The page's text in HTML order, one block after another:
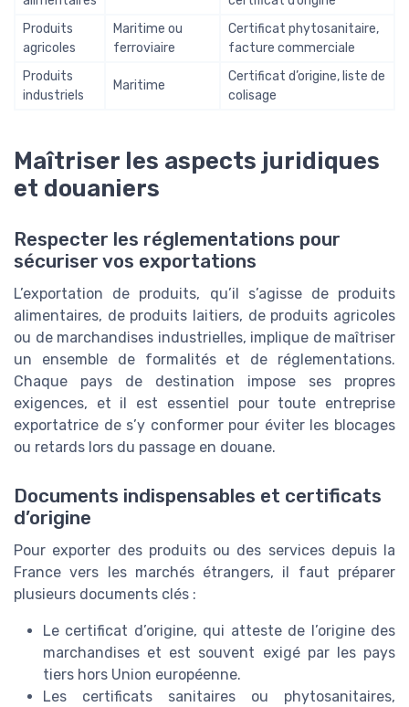
Produits
agricoles
Maritime ou
ferroviaire
Certificat phytosanitaire,
facture commerciale
Produits
industriels
Maritime
Certificat d’origine, liste de
colisage
Maîtriser les aspects juridiques
et douaniers
Respecter les réglementations pour
sécuriser vos exportations
L’exportation de produits, qu’il s’agisse de produits
alimentaires, de produits laitiers, de produits agricoles
ou de marchandises industrielles, implique de maîtriser
un ensemble de formalités et de réglementations.
Chaque pays de destination impose ses propres
exigences, et il est essentiel pour toute entreprise
exportatrice de s’y conformer pour éviter les blocages
ou retards lors du passage en douane.
Documents indispensables et certificats
d’origine
Pour exporter des produits ou des services depuis la
France vers les marchés étrangers, il faut préparer
plusieurs documents clés :
Le certificat d’origine, qui atteste de l’origine des
marchandises et est souvent exigé par les pays
tiers hors Union européenne.
Les certificats sanitaires ou phytosanitaires,